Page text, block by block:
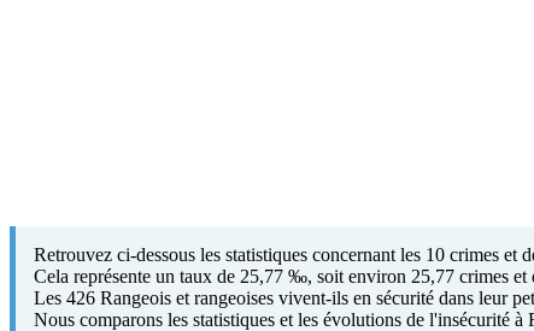
Retrouvez ci-dessous les statistiques concernant les 10 crimes
Cela représente un taux de 25,77 ‰, soit environ 25,77 crimes et
Les 426 Rangeois et rangeoises vivent-ils en sécurité dans leur
Nous comparons les statistiques et les évolutions de l'insécurité